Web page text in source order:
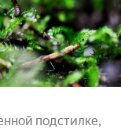
подстилке,